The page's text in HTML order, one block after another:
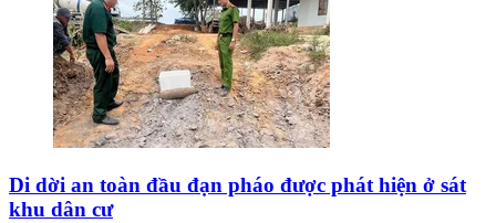
Di dời an toàn đầu đạn pháo được phát hiện ở sát
khu dân cư